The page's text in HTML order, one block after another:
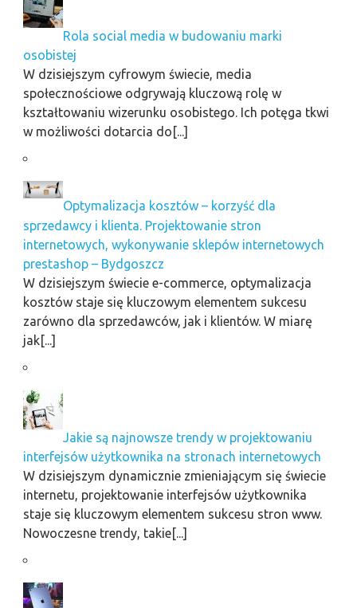
Rola social media w budowaniu marki
osobistej
W dzisiejszym cyfrowym świecie, media
społecznościowe odgrywają kluczową rolę w
kształtowaniu wizerunku osobistego. Ich potęga tkwi
w możliwości dotarcia do[...]
Optymalizacja kosztów – korzyść dla
sprzedawcy i klienta. Projektowanie stron
internetowych, wykonywanie sklepów internetowych
prestashop – Bydgoszcz
W dzisiejszym świecie e-commerce, optymalizacja
kosztów staje się kluczowym elementem sukcesu
zarówno dla sprzedawców, jak i klientów. W miarę
jak[...]
Jakie są najnowsze trendy w projektowaniu
interfejsów użytkownika na stronach internetowych
W dzisiejszym dynamicznie zmieniającym się świecie
internetu, projektowanie interfejsów użytkownika
staje się kluczowym elementem sukcesu stron www.
Nowoczesne trendy, takie[...]